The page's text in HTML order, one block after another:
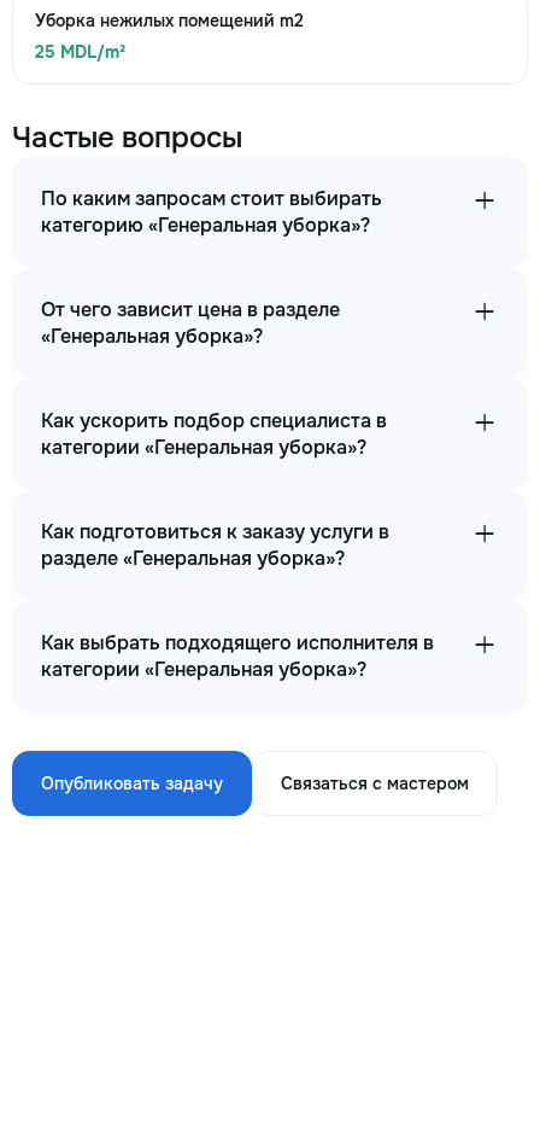
Уборка нежилых помещений m2
25 MDL/m²
Частые вопросы
По каким запросам стоит выбирать
категорию «Генеральная уборка»?
От чего зависит цена в разделе
«Генеральная уборка»?
Как ускорить подбор специалиста в
категории «Генеральная уборка»?
Как подготовиться к заказу услуги в
разделе «Генеральная уборка»?
Как выбрать подходящего исполнителя в
категории «Генеральная уборка»?
Опубликовать задачу Связаться с мастером